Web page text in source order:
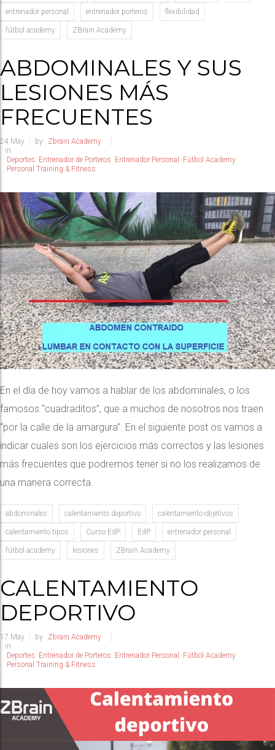
entrenador personal entrenador porteros flexibilidad
fútbol academy ZBrain Academy
ABDOMINALES Y SUS
LESIONES MÁS
FRECUENTES
24 May by
Zbrain Academy
in
Deportes Entrenador de Porteros Entrenador Personal
Fútbol Academy
Personal Training & Fitness
En el día de hoy vamos a hablar de los abdominales, o los
famosos “cuadraditos”, que a muchos de nosotros nos traen
“por la calle de la amargura”. En el siguiente post os vamos a
indicar cuales son los ejercicios más correctos y las lesiones
más frecuentes que podremos tener si no los realizamos de
una manera correcta.
abdominales calentamiento deportivo calentamiento objetivos
calentamiento tipos Curso EdP EdP entrenador personal
fútbol academy lesiones ZBrain Academy
CALENTAMIENTO
DEPORTIVO
17 May by
Zbrain Academy
in
Deportes Entrenador de Porteros Entrenador Personal
Fútbol Academy
Personal Training & Fitness